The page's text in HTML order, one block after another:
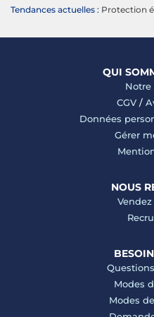
Tendances actuelles : Protection
QUI
Notre
CGV/
Données
Gérer
NOUS
Modes
Modes